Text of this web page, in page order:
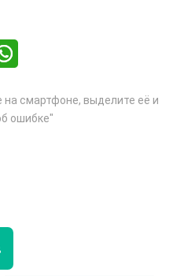
на смартфоне, выделите её и
ошибке"